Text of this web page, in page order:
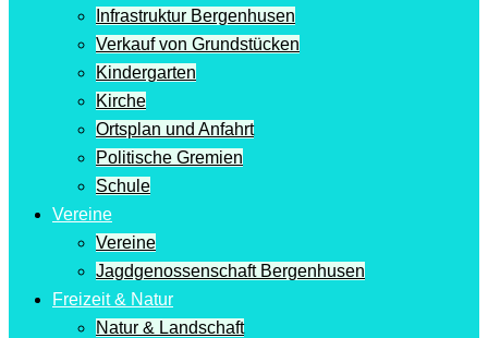
Infrastruktur Bergenhusen
Verkauf von Grundstücken
Kindergarten
Kirche
Ortsplan und Anfahrt
Politische Gremien
Schule
Vereine
Vereine
Jagdgenossenschaft Bergenhusen
Freizeit & Natur
Natur & Landschaft